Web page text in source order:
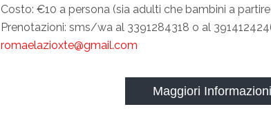
Costo: €10 a persona (sia adulti che bambini a
Prenotazioni: sms/wa al 3391284318 o al
romaelazioxte@gmail.com
Maggiori Informazioni